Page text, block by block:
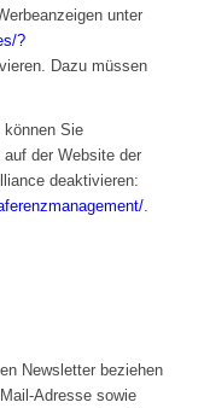
unter
?
Dazu müssen
Sie
der Website der
deaktivieren:
.
Newsletter beziehen
Adresse sowie